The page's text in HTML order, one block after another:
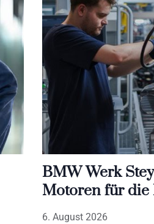
BMW Werk
Motoren für die
6. August 2026